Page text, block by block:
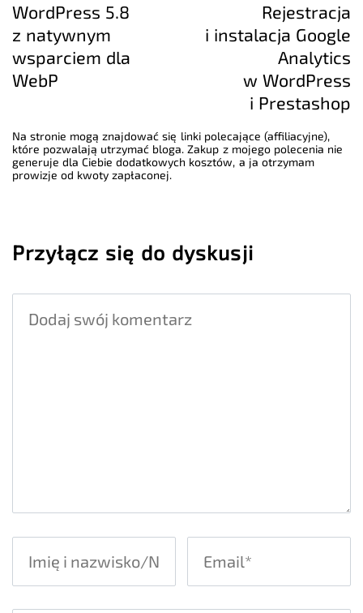
WordPress 5.8
z natywnym
wsparciem dla
WebP
Rejestracja
i instalacja Google
Analytics
w WordPress
i Prestashop
Na stronie mogą znajdować się linki polecające (affiliacyjne),
które pozwalają utrzymać bloga. Zakup z mojego polecenia nie
generuje dla Ciebie dodatkowych kosztów, a ja otrzymam
prowizje od kwoty zapłaconej.
Przyłącz się do dyskusji